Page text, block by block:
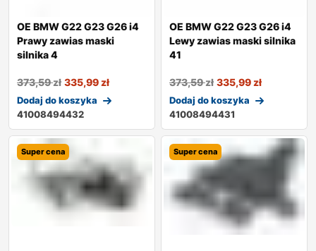
OE BMW G22 G23 G26 i4
Prawy zawias maski
silnika 4
373,59zł 335,99zł
Dodaj do koszyka
41008494432
OE BMW G22 G23 G26 i4
Lewy zawias maski silnika
41
373,59zł 335,99zł
Dodaj do koszyka
41008494431
Super cena Super cena